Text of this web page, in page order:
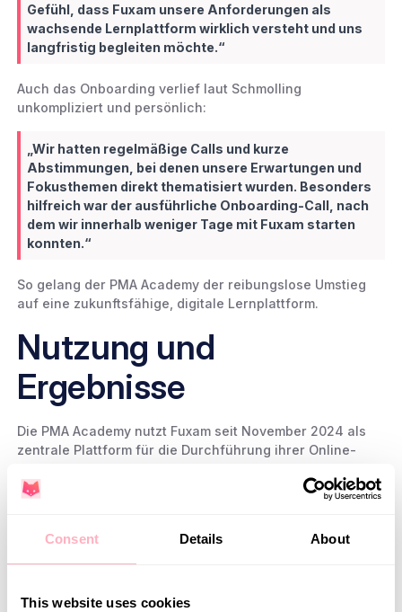
Consent Details About
This website uses cookies
Gefühl, dass Fuxam unsere Anforderungen als
wachsende Lernplattform wirklich versteht und uns
langfristig begleiten möchte.“
Auch das Onboarding verlief laut Schmolling
unkompliziert und persönlich:
„Wir hatten regelmäßige Calls und kurze
Abstimmungen, bei denen unsere Erwartungen und
Fokusthemen direkt thematisiert wurden. Besonders
hilfreich war der ausführliche Onboarding-Call, nach
dem wir innerhalb weniger Tage mit Fuxam starten
konnten.“
So gelang der PMA Academy der reibungslose Umstieg
auf eine zukunftsfähige, digitale Lernplattform.
Nutzung und
Ergebnisse
Die PMA Academy nutzt Fuxam seit November 2024 als
zentrale Plattform für die Durchführung ihrer Online-
HR Professionals. Auch Inhouse-Workshops für
Workshops für Führungskräfte werden über Fuxam
organisiert. Besonders wichtig ist dabei die All-in-One-